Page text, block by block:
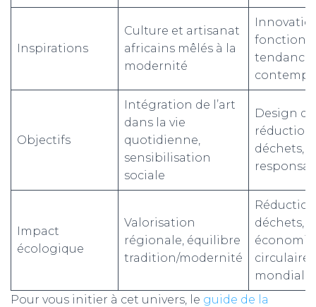
Inspirations
Culture et artisanat
africains mêlés à la
modernité
Objectifs
Intégration de l’art
dans la vie
quotidienne,
sensibilisation
sociale
Design
réduction
déchets,
Impact
écologique
Valorisation
régionale, équilibre
tradition/modernité
déchets,
économie
circulaire
mondiale
Pour vous initier à cet univers, le guide de la